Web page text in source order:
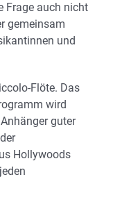
Frage auch nicht
gemeinsam
und
Flöte. Das
wird
guter
Hollywoods